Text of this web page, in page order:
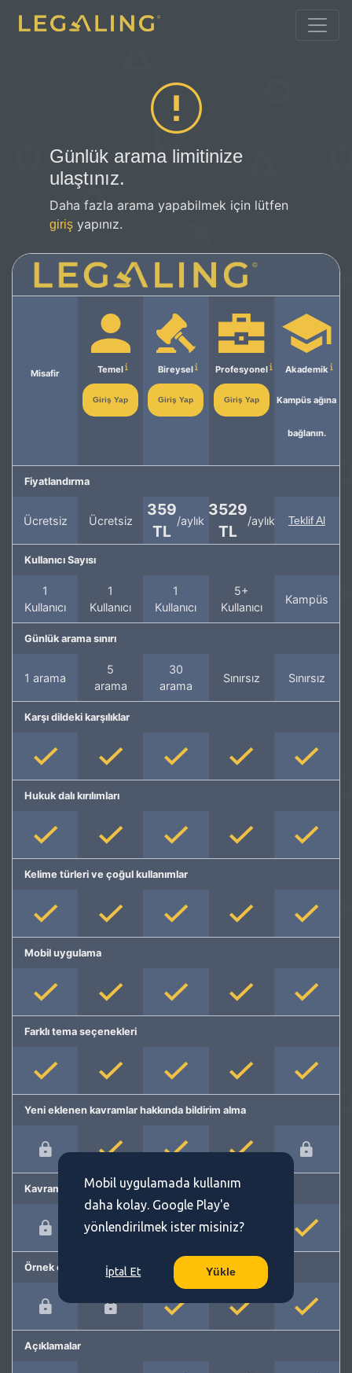
Günlük arama limitinize
ulaştınız.
Daha fazla arama yapabilmek için lütfen
giriş yapınız.
Misafir Temel
Giriş Yap
Bireysel
Giriş Yap
Profesyonel
Giriş Yap
Akademik
Kampüs ağına
bağlanın.
Fiyatlandırma
Ücretsiz Ücretsiz
359
TL
/aylık
3529
TL
/aylık Teklif Al
Kullanıcı Sayısı
1
Kullanıcı
1
Kullanıcı
1
Kullanıcı
5+
Kullanıcı
Kampüs
Günlük arama sınırı
1 arama
5
arama
30
arama
Sınırsız Sınırsız
Karşı dildeki karşılıklar
Hukuk dalı kırılımları
Kelime türleri ve çoğul kullanımlar
Mobil uygulama
Farklı tema seçenekleri
Yeni eklenen kavramlar hakkında bildirim alma
Kavram önerme
Örnek cümleler
Açıklamalar
Mobil uygulamada kullanım
daha kolay. Google Play'e
yönlendirilmek ister misiniz?
İptal Et Yükle